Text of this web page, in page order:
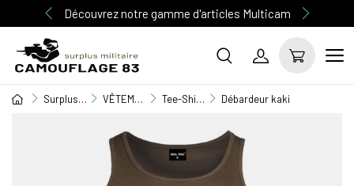
Découvrez notre gamme d'articles Multicam
Surplus Militaire VÊTEMENT MILITAIRE Tee-Shirt / Débardeur / Chemisette Débardeur kaki